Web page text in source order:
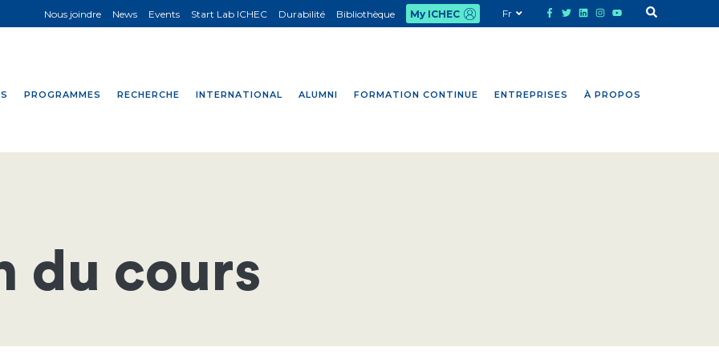
PROGRAMMES RECHERCHE INTERNATIONAL ALUMNI FORMATION CONTINUE ENTREPRISES À PROPOS
Nous joindre News Events Start Lab ICHEC Durabilité Bibliothèque My ICHEC Fr
du cours